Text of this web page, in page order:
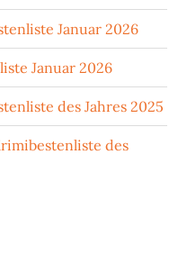
Januar 2026
Januar 2026
des Jahres 2025
des